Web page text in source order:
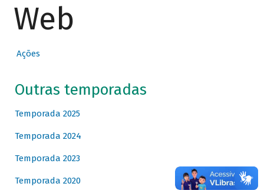
Web
Ações
Outras temporadas
Temporada 2025
Temporada 2024
Temporada 2023
Temporada 2020